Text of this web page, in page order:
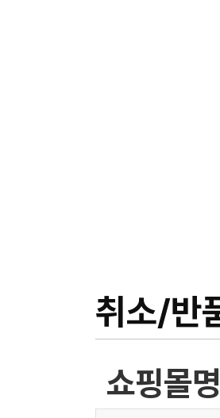
취소/반
쇼핑몰명